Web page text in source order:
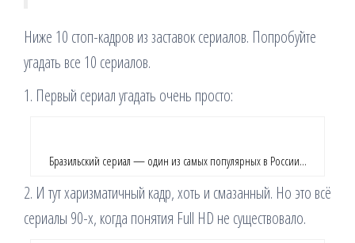
Ниже 10 стоп-кадров из заставок сериалов. Попробуйте
угадать все 10 сериалов.
1. Первый сериал угадать очень просто:
Бразильский сериал — один из самых популярных в России…
2. И тут харизматичный кадр, хоть и смазанный. Но это всё
сериалы 90-х, когда понятия Full HD не существовало.